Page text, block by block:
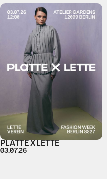
PLATTE X LETTE
03.07.26